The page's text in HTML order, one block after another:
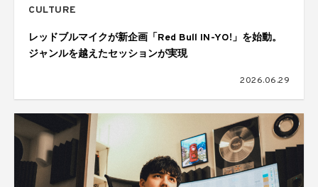
CULTURE
レッドブルマイクが新企画「Red Bull IN-YO!」を始動。
ジャンルを越えたセッションが実現
2026.06.29